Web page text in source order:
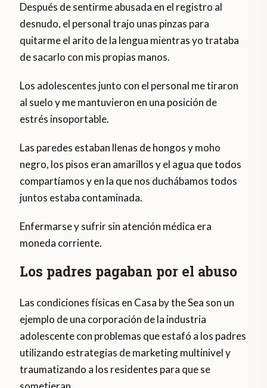
Después de sentirme abusada en el registro al
desnudo, el personal trajo unas pinzas para
quitarme el arito de la lengua mientras yo trataba
de sacarlo con mis propias manos.
Los adolescentes junto con el personal me tiraron
al suelo y me mantuvieron en una posición de
estrés insoportable.
Las paredes estaban llenas de hongos y moho
negro, los pisos eran amarillos y el agua que todos
compartíamos y en la que nos duchábamos todos
juntos estaba contaminada.
Enfermarse y sufrir sin atención médica era
moneda corriente.
Los padres pagaban por el abuso
Las condiciones físicas en Casa by the Sea son un
ejemplo de una corporación de la industria
adolescente con problemas que estafó a los padres
utilizando estrategias de marketing multinivel y
traumatizando a los residentes para que se